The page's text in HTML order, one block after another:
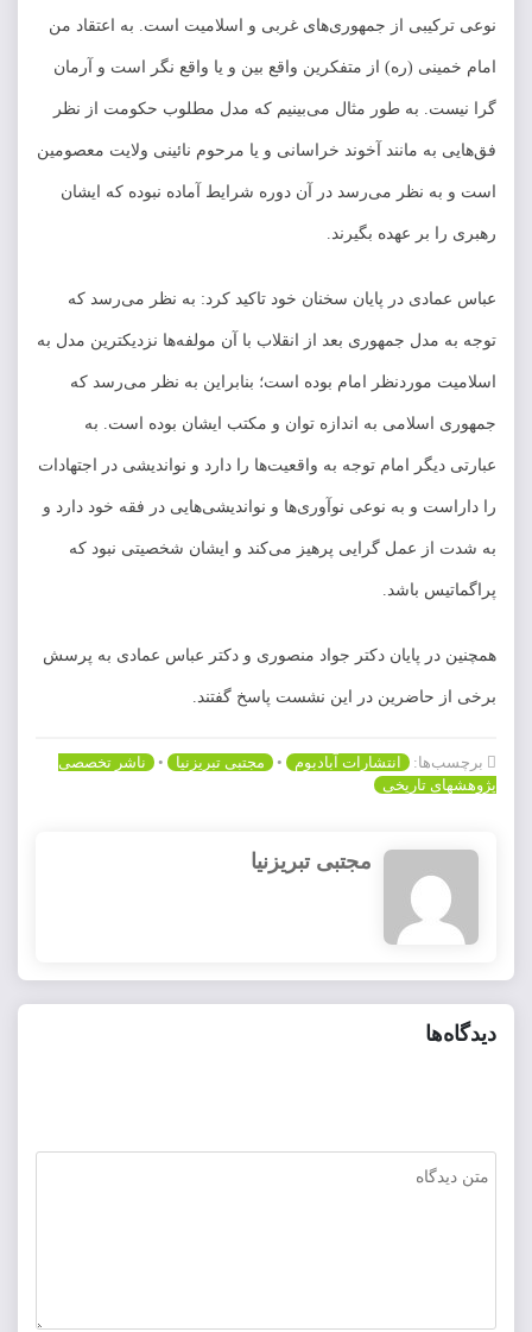
نوعی ترکیبی از جمهوری‌های غربی و اسلامیت است. به اعتقاد من
امام خمینی (ره) از متفکرین واقع بین و یا واقع نگر است و آرمان
گرا نیست. به طور مثال می‌بینیم که مدل مطلوب حکومت از نظر
فق‌هایی به مانند آخوند خراسانی و یا مرحوم نائینی ولایت معصومین
است و به نظر می‌رسد در آن دوره شرایط آماده نبوده که ایشان
رهبری را بر عهده بگیرند.
عباس عمادی در پایان سخنان خود تاکید کرد: به نظر می‌رسد که
توجه به مدل جمهوری بعد از انقلاب با آن مولفه‌ها نزدیکترین مدل به
اسلامیت موردنظر امام بوده است؛ بنابراین به نظر می‌رسد که
جمهوری اسلامی به اندازه توان و مکتب ایشان بوده است. به
عبارتی دیگر امام توجه به واقعیت‌ها را دارد و نواندیشی در اجتهادات
را داراست و به نوعی نوآوری‌ها و نواندیشی‌هایی در فقه خود دارد و
به شدت از عمل گرایی پرهیز می‌کند و ایشان شخصیتی نبود که
پراگماتیس باشد.
همچنین در پایان دکتر جواد منصوری و دکتر عباس عمادی به پرسش
برخی از حاضرین در این نشست پاسخ گفتند.
برچسب‌ها: انتشارات آبادبوم • مجتبی تبریزنیا •
ناشر تخصصی
پژوهشهای تاریخی
مجتبی تبریزنیا
دیدگاه‌ها